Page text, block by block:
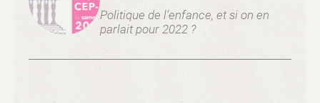
Politique de l’enfance, et si on en
parlait pour 2022 ?